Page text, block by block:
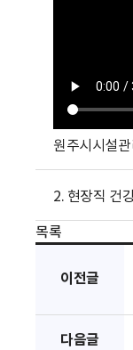
원주시시설
2. 현장직 건
목록
이전글
다음글